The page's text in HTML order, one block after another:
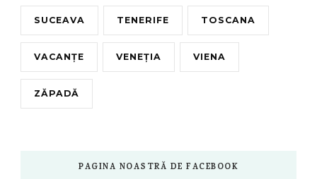
SUCEAVA TENERIFE TOSCANA
VACANȚE VENEȚIA VIENA
ZĂPADĂ
PAGINA NOASTRĂ DE FACEBOOK